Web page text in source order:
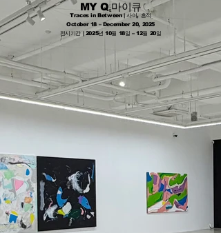
MY Q 마이큐
Traces in Between | 사이, 흔적
October 18 – December 20, 2025
전시기간 | 2025년 10월 18일 – 12월 20일